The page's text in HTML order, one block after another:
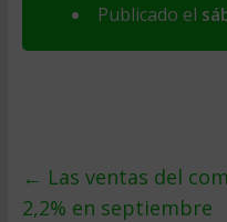
Publicado el
← Las ventas del
2,2% en septiembre